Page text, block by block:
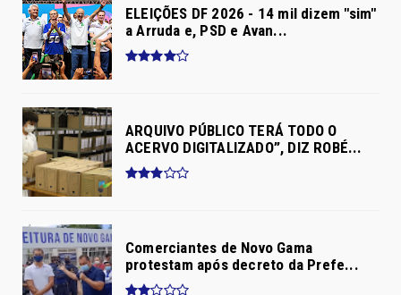
ELEIÇÕES DF 2026 - 14 mil dizem "sim"
a Arruda e, PSD e Avan...
ARQUIVO PÚBLICO TERÁ TODO O
ACERVO DIGITALIZADO”, DIZ ROBÉ...
Comerciantes de Novo Gama
protestam após decreto da Prefe...